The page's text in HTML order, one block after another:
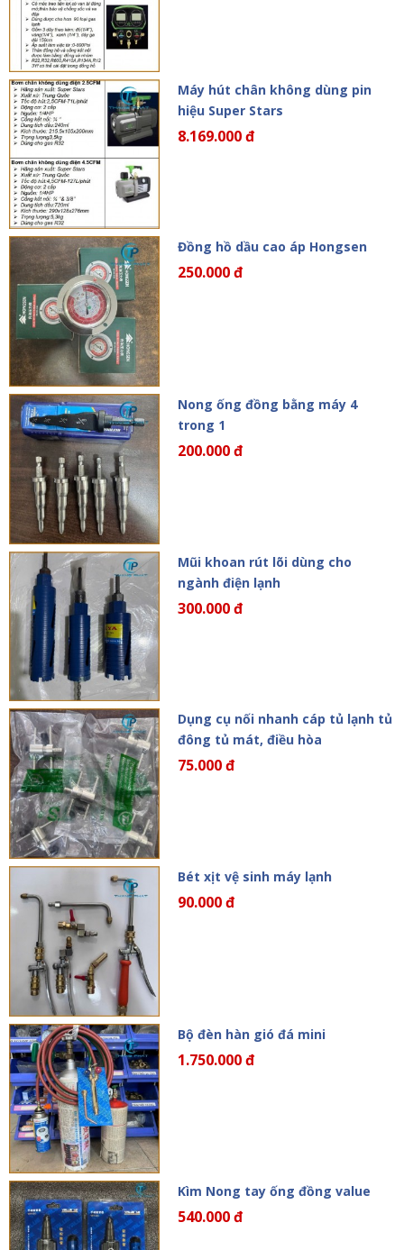
Máy hút chân không dùng pin
hiệu Super Stars
8.169.000 đ
Đồng hồ dầu cao áp Hongsen
250.000 đ
Nong ống đồng bằng máy 4
trong 1
200.000 đ
Mũi khoan rút lõi dùng cho
ngành điện lạnh
300.000 đ
Dụng cụ nối nhanh cáp tủ lạnh tủ
đông tủ mát, điều hòa
75.000 đ
Bét xịt vệ sinh máy lạnh
90.000 đ
Bộ đèn hàn gió đá mini
1.750.000 đ
Kìm Nong tay ống đồng value
540.000 đ